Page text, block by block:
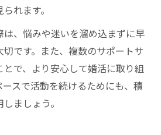
れます。
、悩みや迷いを溜め込まずに早
です。また、複数のサポートサ
で、より安心して婚活に取り組
スで活動を続けるためにも、積
ましょう。